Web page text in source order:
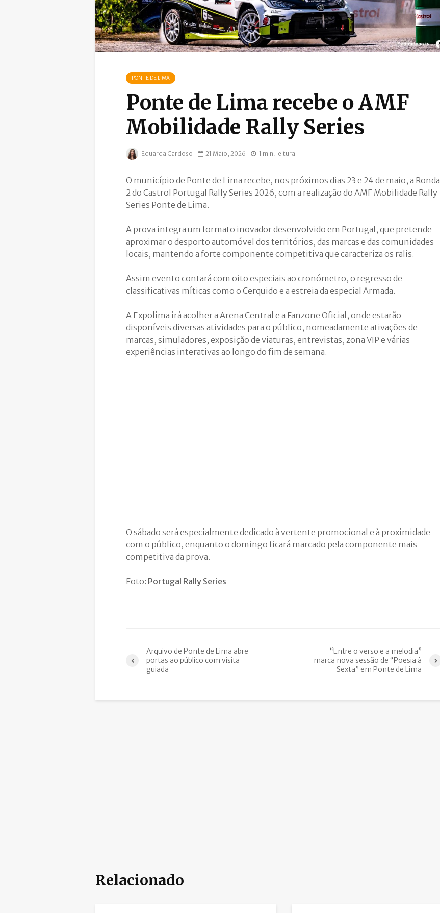
PONTE DE LIMA
Ponte de Lima recebe o AMF
Mobilidade Rally Series
Eduarda Cardoso 21 Maio, 2026 1 min. leitura
O município de Ponte de Lima recebe, nos próximos dias 23 e 24 de maio, a Ronda
2 do Castrol Portugal Rally Series 2026, com a realização do AMF Mobilidade Rally
Series Ponte de Lima.
A prova integra um formato inovador desenvolvido em Portugal, que pretende
aproximar o desporto automóvel dos territórios, das marcas e das comunidades
locais, mantendo a forte componente competitiva que caracteriza os ralis.
Assim evento contará com oito especiais ao cronómetro, o regresso de
classificativas míticas como o Cerquido e a estreia da especial Armada.
A Expolima irá acolher a Arena Central e a Fanzone Oficial, onde estarão
disponíveis diversas atividades para o público, nomeadamente ativações de
marcas, simuladores, exposição de viaturas, entrevistas, zona VIP e várias
experiências interativas ao longo do fim de semana.
O sábado será especialmente dedicado à vertente promocional e à proximidade
com o público, enquanto o domingo ficará marcado pela componente mais
competitiva da prova.
Foto: Portugal Rally Series
Arquivo de Ponte de Lima abre
portas ao público com visita
guiada
“Entre o verso e a melodia”
marca nova sessão de “Poesia à
Sexta” em Ponte de Lima
Relacionado